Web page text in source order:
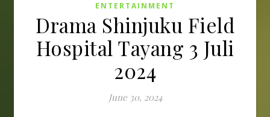
ENTERTAINMENT
Drama Shinjuku Field
Hospital Tayang 3 Juli
2024
June 30, 2024